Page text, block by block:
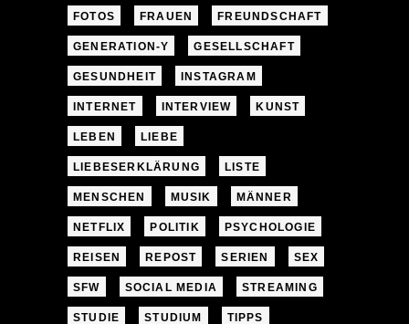
FOTOS FRAUEN FREUNDSCHAFT
GENERATION-Y GESELLSCHAFT
GESUNDHEIT INSTAGRAM
INTERNET INTERVIEW KUNST
LEBEN LIEBE
LIEBESERKLÄRUNG LISTE
MENSCHEN MUSIK MÄNNER
NETFLIX POLITIK PSYCHOLOGIE
REISEN REPOST SERIEN SEX
SFW SOCIAL MEDIA STREAMING
STUDIE STUDIUM TIPPS